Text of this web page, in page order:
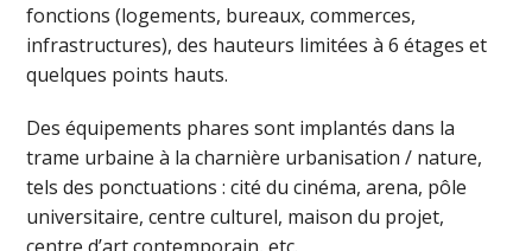
fonctions (logements, bureaux, commerces,
infrastructures), des hauteurs limitées à 6 étages et
quelques points hauts.
Des équipements phares sont implantés dans la
trame urbaine à la charnière urbanisation / nature,
tels des ponctuations : cité du cinéma, arena, pôle
universitaire, centre culturel, maison du projet,
centre d’art contemporain, etc.